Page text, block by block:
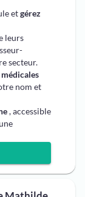
etgérez
leurs
secteur.
nom et
, accessible